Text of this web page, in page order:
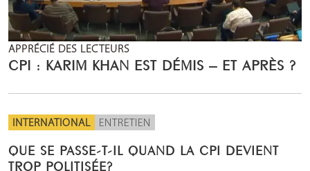
APPRÉCIÉ DES LECTEURS
CPI : KARIM KHAN EST DÉMIS – ET APRÈS ?
INTERNATIONAL ENTRETIEN
QUE SE PASSE-T-IL QUAND LA CPI DEVIENT
TROP POLITISÉE?